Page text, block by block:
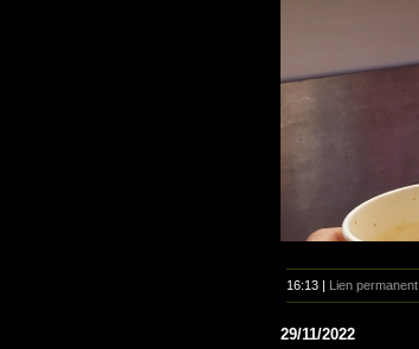
16:13 | Lien permanent
29/11/2022